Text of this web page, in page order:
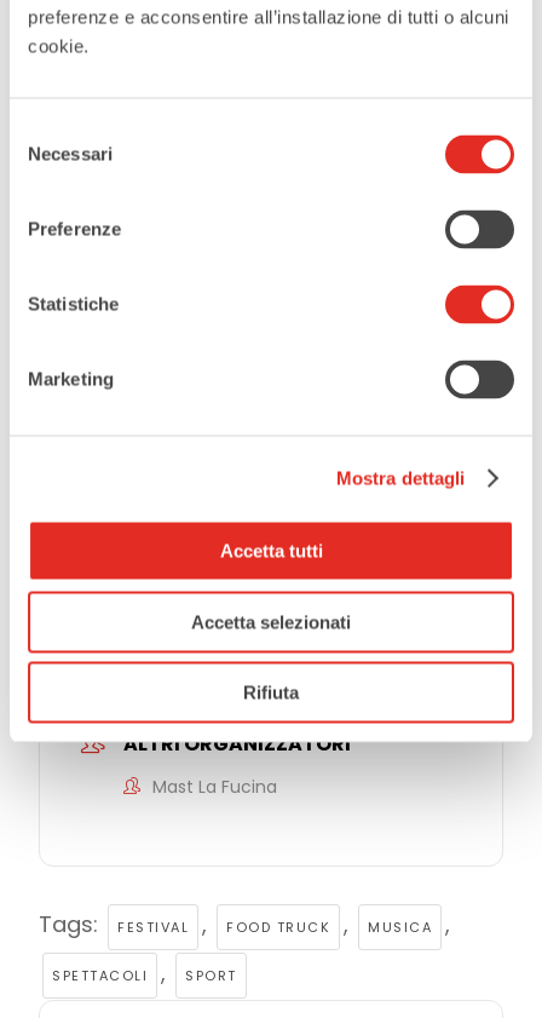
preferenze e acconsentire all’installazione di tutti o alcuni
cookie.
delNecessari
Preferenze
Statistiche
Marketing
Mostra dettagli
Accetta tutti
Accetta selezionati
Rifiuta
ORGANIZZATORE
Comune di Rho
ALTRI ORGANIZZATORI
Mast La Fucina
Tags: FESTIVAL , FOOD TRUCK , MUSICA ,
SPETTACOLI , SPORT